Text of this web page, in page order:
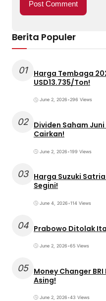
Berita Populer
01
Harga Tembaga
USD13.735/Ton!
June 2, 2026•296 Views
02 Dividen Saham
Cairkan!
June 2, 2026•199 Views
03 Harga Suzuki
Segini!
June 4, 2026•114 Views
04 Prabowo Ditolak
June 2, 2026•65 Views
05 Money Changer
Asing!
June 2, 2026•43 Views